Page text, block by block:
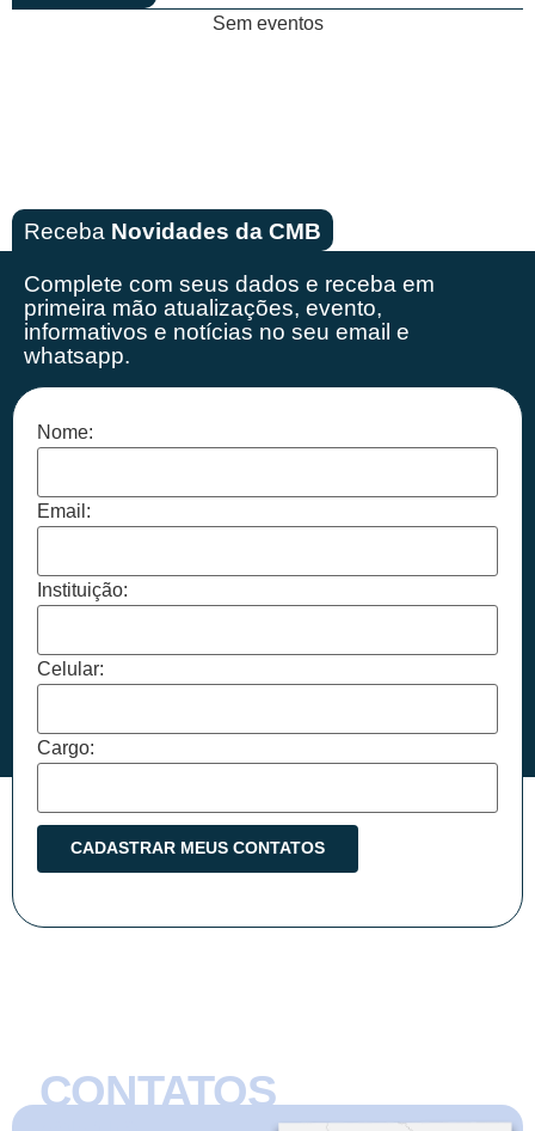
Sem eventos
Receba Novidades da CMB
Complete com seus dados e receba em
primeira mão atualizações, evento,
informativos e notícias no seu email e
whatsapp.
Nome:
Email:
Instituição:
Celular:
Cargo:
CONTATOS